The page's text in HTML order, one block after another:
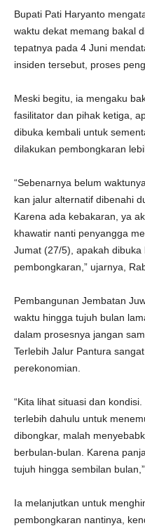
Bupati Pati Haryanto
waktu dekat memang bakal
tepatnya pada 4 Juni
insiden tersebut, proses
Meski begitu, ia mengaku
fasilitator dan pihak ketiga,
dibuka kembali untuk
dilakukan pembongkaran
“Sebenarnya belum
kan jalur alternatif dibenahi
Karena ada kebakaran, ya
khawatir nanti penyangga
Jumat (27/5), apakah
pembongkaran,” ujarnya,
Pembangunan Jembatan
waktu hingga tujuh bulan
dalam prosesnya jangan
Terlebih Jalur Pantura
perekonomian.
“Kita lihat situasi dan
terlebih dahulu untuk
dibongkar, malah
berbulan-bulan. Karena
tujuh hingga sembilan
Ia melanjutkan untuk
pembongkaran nantinya,